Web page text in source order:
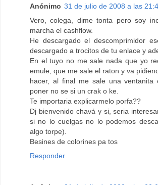
Anónimo 31 de julio de 2008 a las
Vero, colega, dime tonta pero soy
marcha el cashflow.
He descargado el descomprimidor
descargado a trocitos de tu enlace y
En el tuyo no me sale nada que yo
emule, que me sale el raton y va
hacer, al final me sale una
poner no se si un crak o ke.
Te importaria explicarmelo porfa??
Dj bienvenido chavá y si, seria
si no lo cuelgas no lo podemos
algo torpe).
Besines de colorines pa tos
Responder